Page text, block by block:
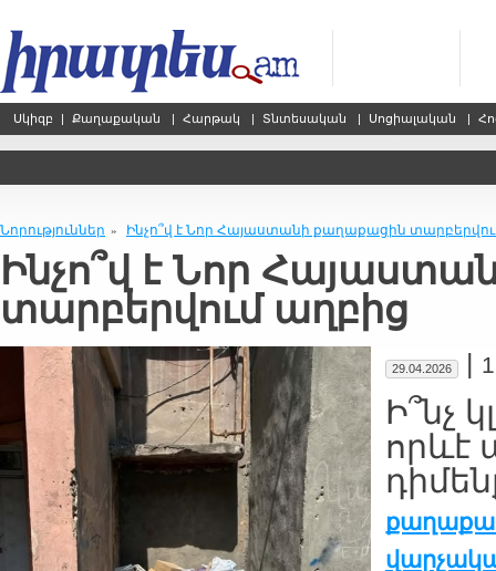
Սկիզբ | Քաղաքական | Հարթակ | Տնտեսական | Սոցիալական |
Նորություններ » Ինչո՞վ է Նոր Հայաստանի քաղաքացին
Ինչո՞վ է Նոր
տարբերվում աղբից
29.04.2026
Ի՞նչ
որևէ